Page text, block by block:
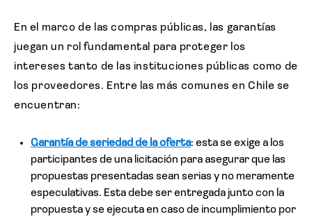
En el marco de las compras públicas, las garantías
juegan un rol fundamental para proteger los
intereses tanto de las instituciones públicas como de
los proveedores. Entre las más comunes en Chile se
encuentran:
Garantía de seriedad de la oferta: esta se exige a los
participantes de una licitación para asegurar que las
propuestas presentadas sean serias y no meramente
especulativas. Esta debe ser entregada junto con la
propuesta y se ejecuta en caso de incumplimiento por